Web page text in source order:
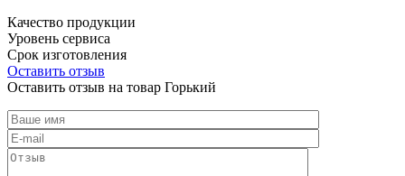
Качество продукции
Уровень сервиса
Срок изготовления
Оставить отзыв
Оставить отзыв на товар Горький